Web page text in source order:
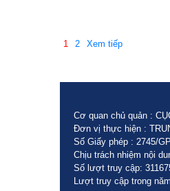
1 2 Xem tiếp
Cơ quan chủ quản :
Đơn vị thực hiện :
Số Giấy phép : 2745/
Chịu trách nhiệm nội
Số lượt truy cập:
Lượt truy cập trong